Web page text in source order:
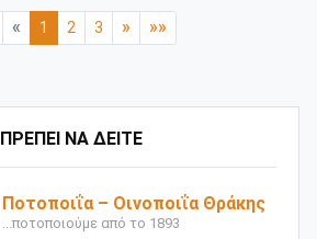
ΠΡΕΠΕΙ ΝΑ ΔΕΙΤΕ
Ποτοποιΐα – Οινοποιΐα Θράκης
...ποτοποιούμε από το 1893
« 1 2 3 » »»